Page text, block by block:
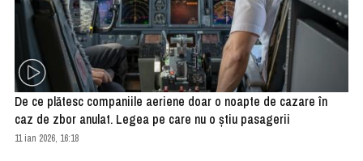
De ce plătesc companiile aeriene doar o noapte de cazare în
caz de zbor anulat. Legea pe care nu o ştiu pasagerii
11 ian 2026, 16:18